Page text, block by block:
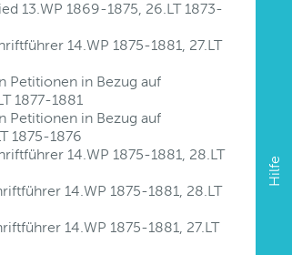
Hilfe
13.WP 1869-1875, 26.LT 1873-
14.WP 1875-1881, 27.LT
Petitionen in Bezug auf
1877-1881
Petitionen in Bezug auf
1875-1876
14.WP 1875-1881, 28.LT
14.WP 1875-1881, 28.LT
14.WP 1875-1881, 27.LT